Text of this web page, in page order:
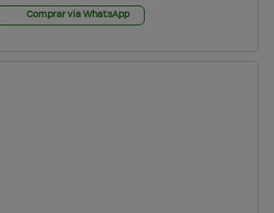
Comprar via WhatsApp